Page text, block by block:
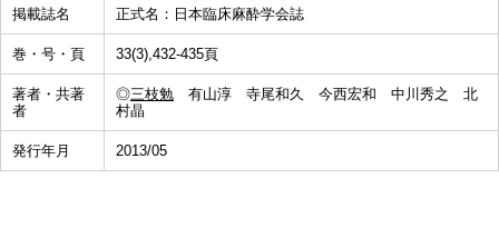
掲載誌名 正式名：日本臨床麻酔学会誌
巻・号・頁 33(3),432-435頁
著者・共著
者
◎三枝勉 有山淳 寺尾和久 今西宏和 中川秀之 北
村晶
発行年月 2013/05